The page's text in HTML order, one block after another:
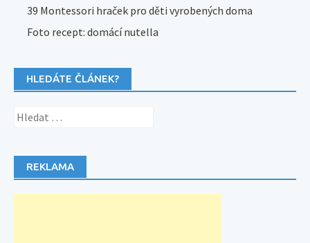
39 Montessori hraček pro děti vyrobených doma
Foto recept: domácí nutella
HLEDÁTE ČLÁNEK?
Vyhledávání
REKLAMA